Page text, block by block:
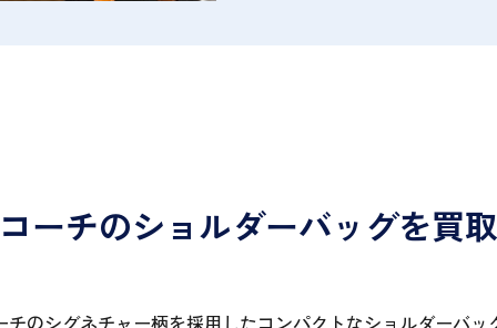
コーチのショルダーバッグを買取